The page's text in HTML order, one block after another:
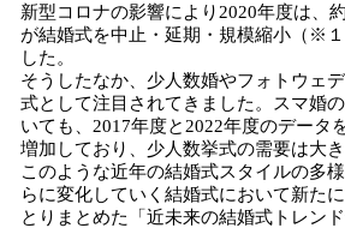
新型コロナの影響により2020年度は、
が結婚式を中止・延期・規模縮小（※
した。
そうしたなか、少人数婚やフォトウェ
式として注目されてきました。スマ婚
いても、2017年度と2022年度のデータ
増加しており、少人数挙式の需要は大
このような近年の結婚式スタイルの多
らに変化していく結婚式において新た
とりまとめた「近未来の結婚式トレン